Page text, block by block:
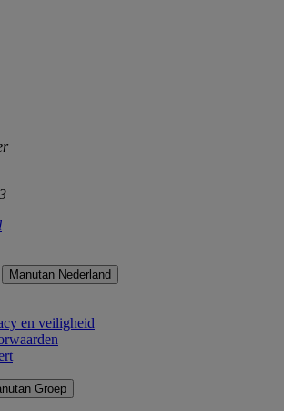
Manutan Nederland
en veiligheid
Groep